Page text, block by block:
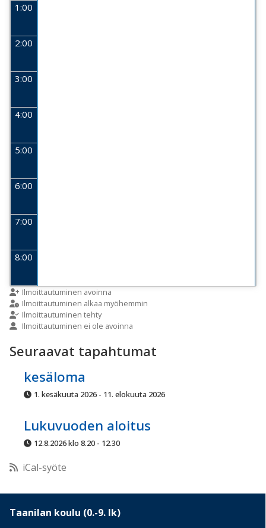
1:00
2:00
3:00
4:00
5:00
6:00
7:00
8:00
9:00
10:00
12:00
14:00
15:00
Ilmoittautuminen avoinna
Ilmoittautuminen alkaa myöhemmin
Ilmoittautuminen tehty
Ilmoittautuminen ei ole avoinna
Seuraavat tapahtumat
kesäloma
1. kesäkuuta 2026 - 11. elokuuta 2026
Lukuvuoden aloitus
12.8.2026 klo 8.20 - 12.30
iCal-syöte
Taanilan koulu (0.-9. lk)